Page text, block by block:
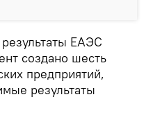
ЕАЭС
создано шесть
предприятий,
результаты